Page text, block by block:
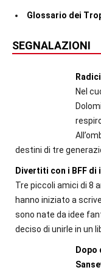
Glossario dei
SEGNALAZIONI
Nel
destini di tre
Divertiti con i BFF di i
Tre piccoli amici di 8
hanno iniziato a
sono nate da idee
deciso di unirle in un
Dopo